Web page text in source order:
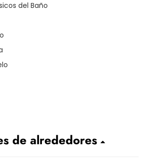
del Baño
de alrededores